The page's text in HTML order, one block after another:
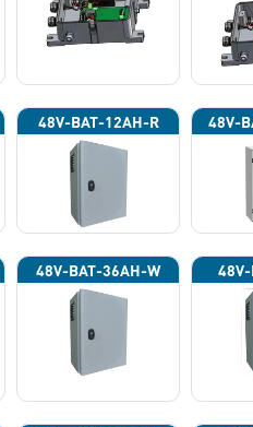
48V-BAT-12AH-R 48V-
48V-BAT-36AH-W